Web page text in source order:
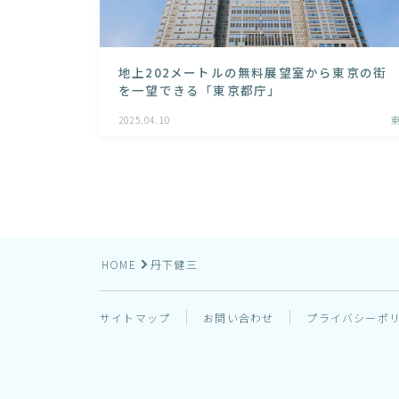
地上202メートルの無料展望室から東京の街
を一望できる「東京都庁」
2025.04.10
HOME 丹下健三
サイトマップ お問い合わせ プライバシーポ